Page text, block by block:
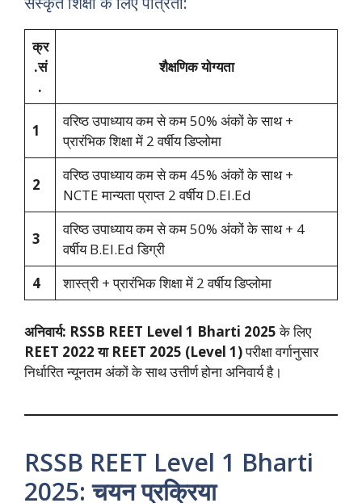
क्र
.सं
.
शैक्षणिक योग्यता
1
वरिष्ठ उपाध्याय कम से कम 50% अंकों के साथ +
प्रारंभिक शिक्षा में 2 वर्षीय डिप्लोमा
2
वरिष्ठ उपाध्याय कम से कम 45% अंकों के साथ +
NCTE मान्यता प्राप्त 2 वर्षीय D.El.Ed
3
वरिष्ठ उपाध्याय कम से कम 50% अंकों के साथ + 4
वर्षीय B.El.Ed डिग्री
4
शास्त्री + प्रारंभिक शिक्षा में 2 वर्षीय डिप्लोमा
अनिवार्य: RSSB REET Level 1 Bharti 2025के लिए
REET 2022 या REET 2025 (Level 1)परीक्षा वर्गानुसार
निर्धारित न्यूनतम अंकों के साथ उत्तीर्ण होना अनिवार्य है।
RSSB REET Level 1 Bharti
2025: चयन प्रक्रिया